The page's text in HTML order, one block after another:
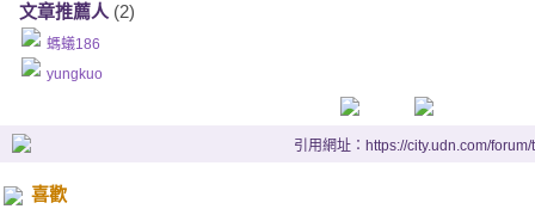
文章推薦人 (2)
螞蟻186
yungkuo
引用網址：https://city.udn.com/
喜歡